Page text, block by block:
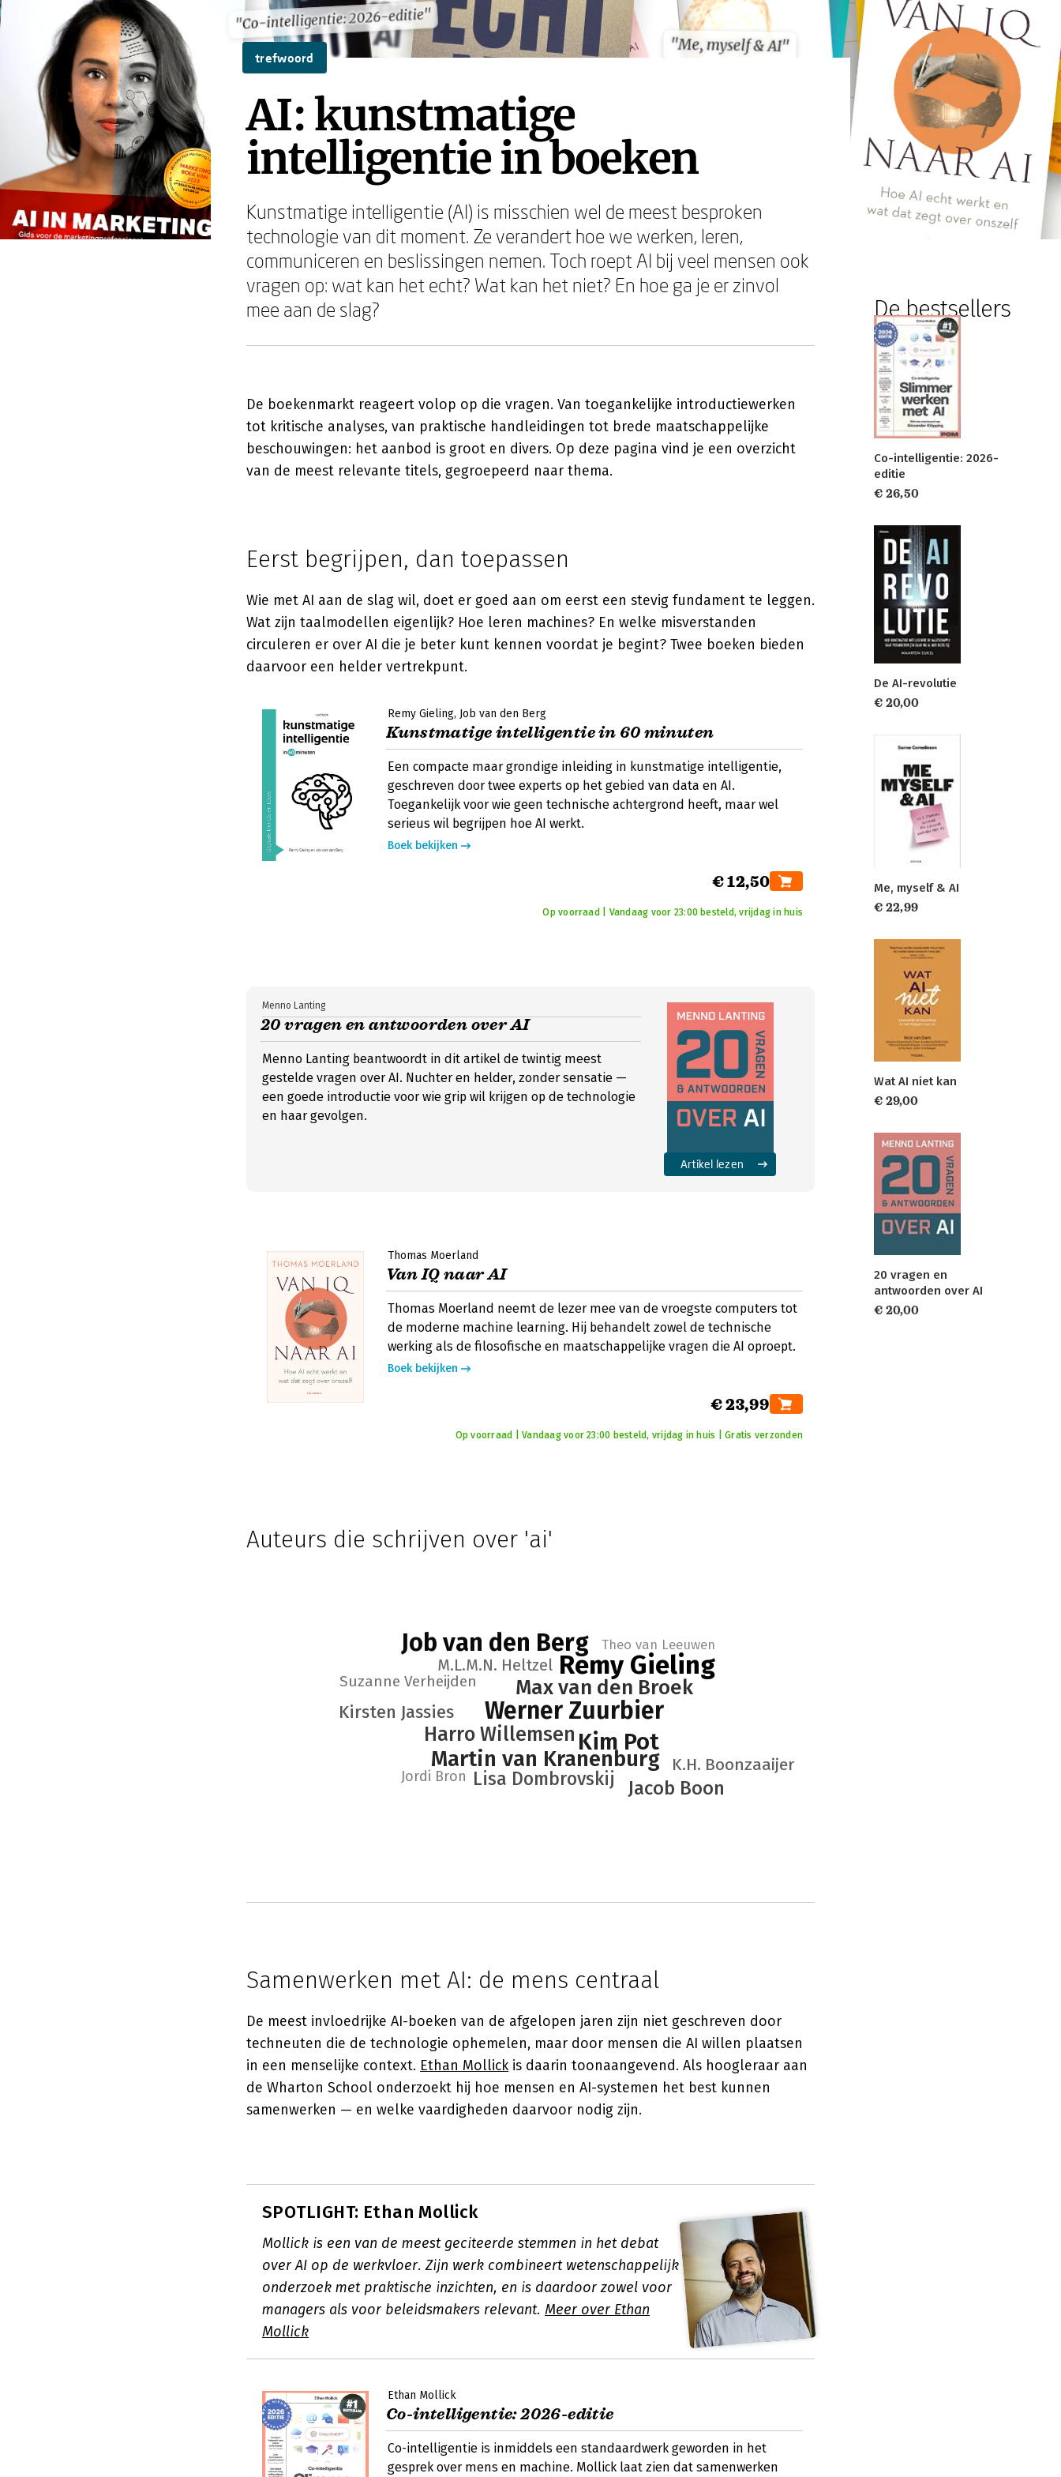
"Co-intelligentie: 2026-editie"
"Me, myself & AI"
"Co-intelligentie: 2026-editie"
"Me, myself & AI"
trefwoord
AI: kunstmatige
intelligentie in boeken
Kunstmatige intelligentie (AI) is misschien wel de meest besproken
technologie van dit moment. Ze verandert hoe we werken, leren,
communiceren en beslissingen nemen. Toch roept AI bij veel mensen ook
vragen op: wat kan het echt? Wat kan het niet? En hoe ga je er zinvol
mee aan de slag?
De boekenmarkt reageert volop op die vragen. Van toegankelijke introductiewerken
tot kritische analyses, van praktische handleidingen tot brede maatschappelijke
beschouwingen: het aanbod is groot en divers. Op deze pagina vind je een overzicht
van de meest relevante titels, gegroepeerd naar thema.
Eerst begrijpen, dan toepassen
Wie met AI aan de slag wil, doet er goed aan om eerst een stevig fundament te leggen.
Wat zijn taalmodellen eigenlijk? Hoe leren machines? En welke misverstanden
circuleren er over AI die je beter kunt kennen voordat je begint? Twee boeken bieden
daarvoor een helder vertrekpunt.
Remy Gieling Job van den Berg
Kunstmatige intelligentie in 60 minuten
Een compacte maar grondige inleiding in kunstmatige intelligentie,
geschreven door twee experts op het gebied van data en AI.
Toegankelijk voor wie geen technische achtergrond heeft, maar wel
serieus wil begrijpen hoe AI werkt.
Boek bekijken
€ 12,50
Op voorraad | Vandaag voor 23:00 besteld, vrijdag in huis
20 vragen en antwoorden over AI
Menno Lanting
Menno Lanting beantwoordt in dit artikel de twintig meest
gestelde vragen over AI. Nuchter en helder, zonder sensatie —
een goede introductie voor wie grip wil krijgen op de technologie
en haar gevolgen.
Artikel lezen
Thomas Moerland
Van IQ naar AI
Thomas Moerland neemt de lezer mee van de vroegste computers tot
de moderne machine learning. Hij behandelt zowel de technische
werking als de filosofische en maatschappelijke vragen die AI oproept.
Boek bekijken
€ 23,99
Op voorraad | Vandaag voor 23:00 besteld, vrijdag in huis | Gratis verzonden
Auteurs die schrijven over 'ai'
Remy Gieling
Job van den Berg
Werner Zuurbier
Kim Pot
Martin van Kranenburg
Max van den Broek
Harro Willemsen
Jacob Boon
Lisa Dombrovskij
Kirsten Jassies
K.H. Boonzaaijer
M.L.M.N. Heltzel
Suzanne Verheijden
Jordi Bron
Theo van Leeuwen
Samenwerken met AI: de mens centraal
De meest invloedrijke AI-boeken van de afgelopen jaren zijn niet geschreven door
techneuten die de technologie ophemelen, maar door mensen die AI willen plaatsen
in een menselijke context. Ethan Mollickis daarin toonaangevend. Als hoogleraar aan
de Wharton School onderzoekt hij hoe mensen en AI-systemen het best kunnen
samenwerken — en welke vaardigheden daarvoor nodig zijn.
SPOTLIGHT: Ethan Mollick
Mollick is een van de meest geciteerde stemmen in het debat
over AI op de werkvloer. Zijn werk combineert wetenschappelijk
onderzoek met praktische inzichten, en is daardoor zowel voor
managers als voor beleidsmakers relevant. Meer over Ethan
Mollick
Ethan Mollick
Co-intelligentie: 2026-editie
Co-intelligentie is inmiddels een standaardwerk geworden in het
gesprek over mens en machine. Mollick laat zien dat samenwerken
De bestsellers
Co-intelligentie: 2026-
editie
€ 26,50
De AI-revolutie
€ 20,00
Me, myself & AI
€ 22,99
Wat AI niet kan
€ 29,00
20 vragen en
antwoorden over AI
€ 20,00